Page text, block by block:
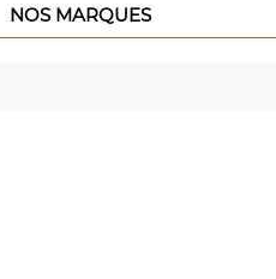
NOS MARQUES